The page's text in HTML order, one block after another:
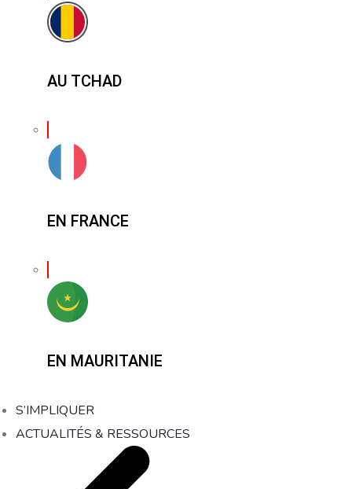
AU TCHAD
EN FRANCE
EN MAURITANIE
S’IMPLIQUER
ACTUALITÉS & RESSOURCES